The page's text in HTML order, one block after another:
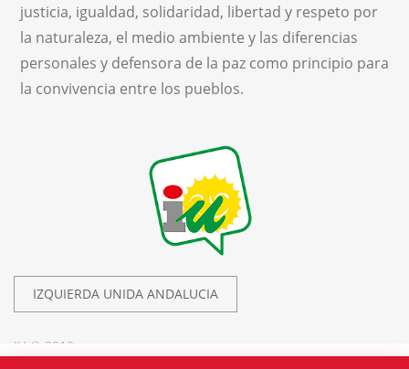
justicia, igualdad, solidaridad, libertad y respeto por
la naturaleza, el medio ambiente y las diferencias
personales y defensora de la paz como principio para
la convivencia entre los pueblos.
IZQUIERDA UNIDA ANDALUCIA
IU © 2019.